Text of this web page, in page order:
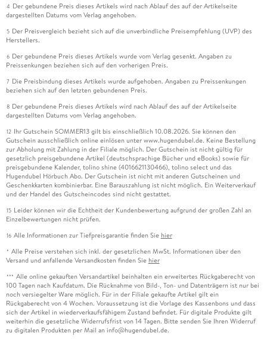
4 Der gebundene Preis dieses Artikels wird nach Ablauf des auf der Artikelseite
dargestellten Datums vom Verlag angehoben.
5 Der Preisvergleich bezieht sich auf die unverbindliche Preisempfehlung (UVP) des
Herstellers.
6 Der gebundene Preis dieses Artikels wurde vom Verlag gesenkt. Angaben zu
Preissenkungen beziehen sich auf den vorherigen Preis.
7 Die Preisbindung dieses Artikels wurde aufgehoben. Angaben zu Preissenkungen
beziehen sich auf den letzten gebundenen Preis.
8 Der gebundene Preis dieses Artikels wird nach Ablauf des auf der Artikelseite
dargestellten Datums vom Verlag angehoben.
12 Ihr Gutschein SOMMER13 gilt bis einschließlich 10.08.2026. Sie können den
Gutschein ausschließlich online einlösen unter www.hugendubel.de. Keine Bestellung
zur Abholung mit Zahlung in der Filiale möglich. Der Gutschein ist nicht gültig für
gesetzlich preisgebundene Artikel (deutschsprachige Bücher und eBooks) sowie für
preisgebundene Kalender, tolino shine (4016621130466), tolino select und das
Hugendubel Hörbuch Abo. Der Gutschein ist nicht mit anderen Gutscheinen und
Geschenkkarten kombinierbar. Eine Barauszahlung ist nicht möglich. Ein Weiterverkauf
und der Handel des Gutscheincodes sind nicht gestattet.
15 Leider können wir die Echtheit der Kundenbewertung aufgrund der großen Zahl an
Einzelbewertungen nicht prüfen.
16 Alle Informationen zur Tiefpreisgarantie finden Sie hier
* Alle Preise verstehen sich inkl. der gesetzlichen MwSt. Informationen über den
Versand und anfallende Versandkosten finden Sie hier
*** Alle online gekauften Versandartikel beinhalten ein erweitertes Rückgaberecht von
100 Tagen nach Kaufdatum. Die Rücknahme von Bild-, Ton- und Datenträgern ist nur bei
noch versiegelter Ware möglich. Für in der Filiale gekaufte Artikel gilt ein
Rückgaberecht von 4 Wochen. Voraussetzung ist die Vorlage des Kassenbons und dass
sich der Artikel in wiederverkaufsfähigem Zustand befindet. Für digitale Produkte gilt
weiterhin die gesetzliche Widerrufsfrist von 14 Tagen. Bitte senden Sie Ihren Widerruf
zu digitalen Produkten per Mail an info@hugendubel.de.